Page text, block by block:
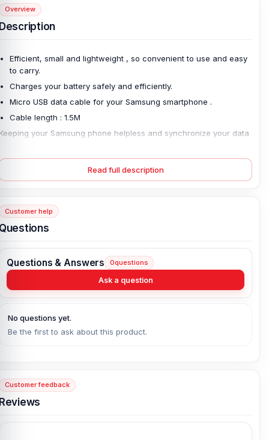
Overview
Efficient, small and lightweight , so convenient to use and easy
to carry.
Charges your battery safely and efficiently.
Micro USB data cable for your Samsung smartphone .
Cable length : 1.5M
your Samsung phone helpless and synchronize your data
your phone powered by connecting it to a USB adapter or
Always make sure that you have an extra travel charger at your
home or office.
Charges your battery safely and efficiently.
Micro USB data cable for your Samsung smartphone .
Cable length : 1.5M
Read full description
Customer help
Questions & Answers 0questions
Ask a question
No questions yet.
Be the first to ask about this product.
Customer feedback